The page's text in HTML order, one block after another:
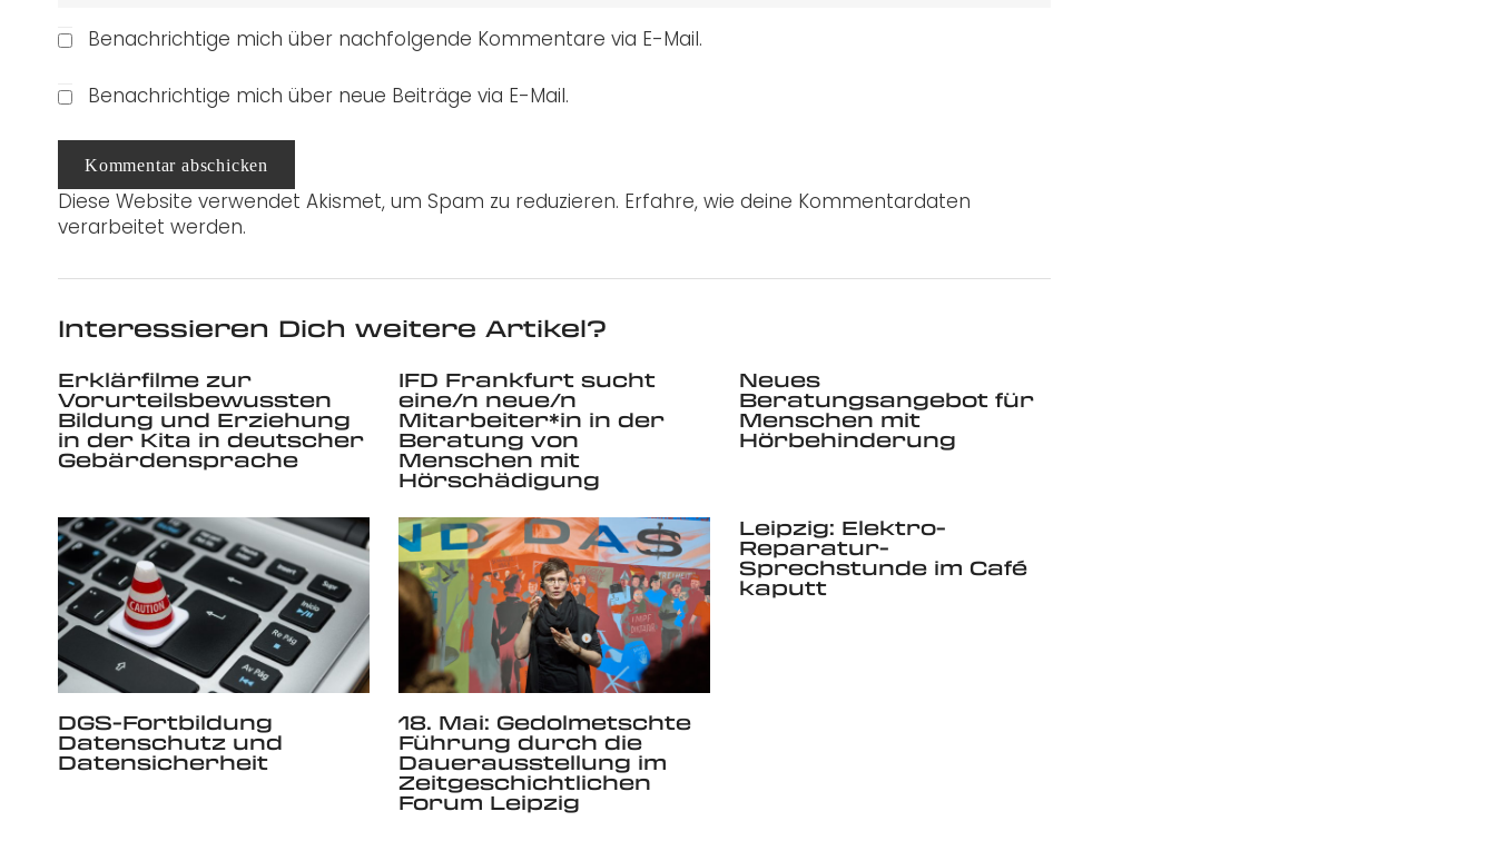
Benachrichtige mich über nachfolgende Kommentare via E-Mail.
Benachrichtige mich über neue Beiträge via E-Mail.
Kommentar abschicken
Diese Website verwendet Akismet, um Spam zu reduzieren. Erfahre, wie deine Kommentardaten
verarbeitet werden.
Interessieren Dich weitere Artikel?
Erklärfilme zur
Vorurteilsbewussten
Bildung und Erziehung
in der Kita in deutscher
Gebärdensprache
IFD Frankfurt sucht
eine/n neue/n
Mitarbeiter*in in der
Beratung von
Menschen mit
Hörschädigung
Neues
Beratungsangebot für
Menschen mit
Hörbehinderung
DGS-Fortbildung
Datenschutz und
Datensicherheit
18. Mai: Gedolmetschte
Führung durch die
Dauerausstellung im
Zeitgeschichtlichen
Forum Leipzig
Leipzig: Elektro-
Reparatur-
Sprechstunde im Café
kaputt